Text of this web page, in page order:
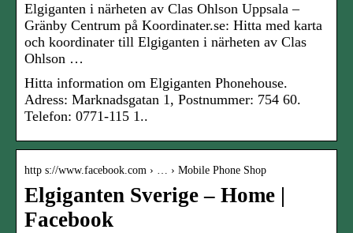
Elgiganten i närheten av Clas Ohlson Uppsala –
Gränby Centrum på Koordinater.se: Hitta med karta
och koordinater till Elgiganten i närheten av Clas
Ohlson …
Hitta information om Elgiganten Phonehouse.
Adress: Marknadsgatan 1, Postnummer: 754 60.
Telefon: 0771-115 1..
http s://www.facebook.com › … › Mobile Phone Shop
Elgiganten Sverige – Home |
Facebook